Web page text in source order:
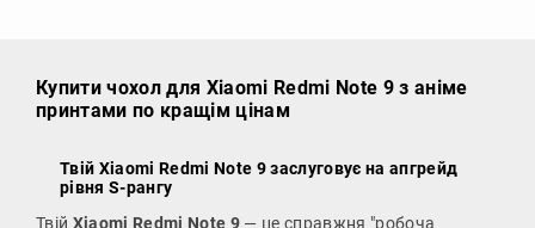
Купити чохол для Xiaomi Redmi Note 9 з аніме
принтами по кращім цінам
Твій Xiaomi Redmi Note 9 заслуговує на апгрейд
рівня S-рангу
Твій Xiaomi Redmi Note 9 — це справжня "робоча